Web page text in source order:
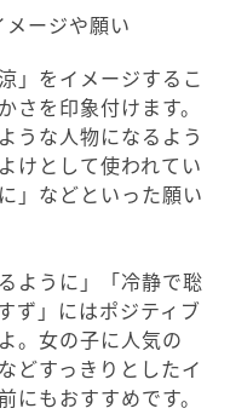
メージや願い
」をイメージするこ
さを印象付けます。
うな人物になるよう
けとして使われてい
」などといった願い
ように」「冷静で聡
ず」にはポジティブ
。女の子に人気の
どすっきりとしたイ
にもおすすめです。